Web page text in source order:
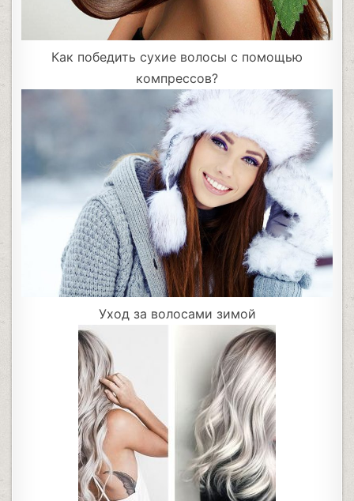
Как победить сухие волосы с помощью
компрессов?
Уход за волосами зимой